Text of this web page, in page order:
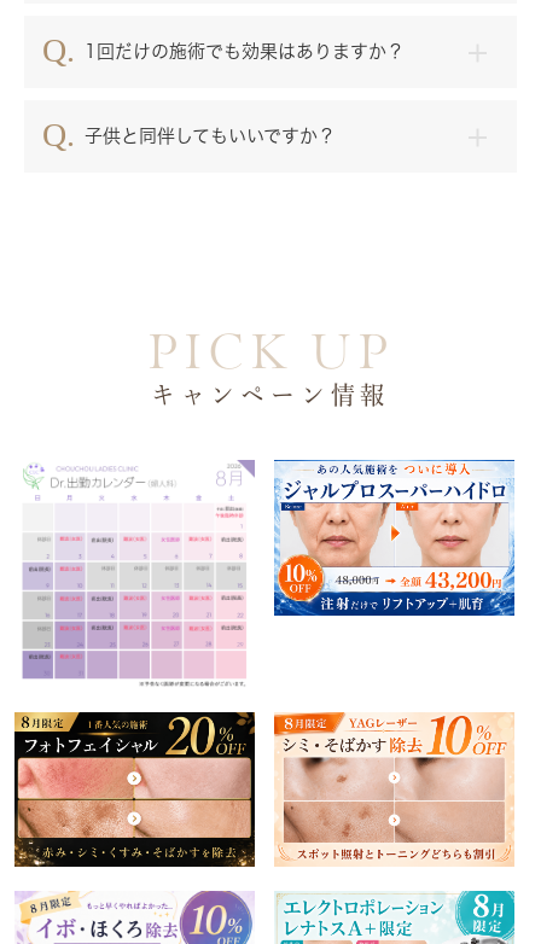
1回だけの施術でも効果はありますか？
子供と同伴してもいいですか？
PICK UP
キャンペーン情報